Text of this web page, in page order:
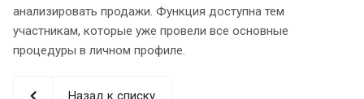
анализировать продажи. Функция доступна тем
участникам, которые уже провели все основные
процедуры в личном профиле.
Назад к списку